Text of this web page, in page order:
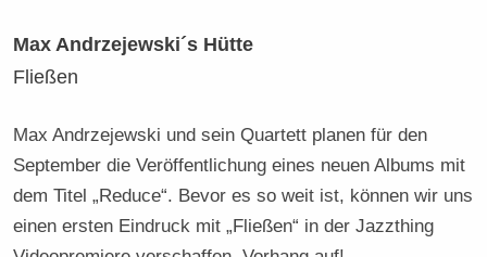
Max Andrzejewski´s Hütte
Fließen
Max Andrzejewski und sein Quartett planen für den
September die Veröffentlichung eines neuen Albums mit
dem Titel „Reduce“. Bevor es so weit ist, können wir uns
einen ersten Eindruck mit „Fließen“ in der Jazzthing